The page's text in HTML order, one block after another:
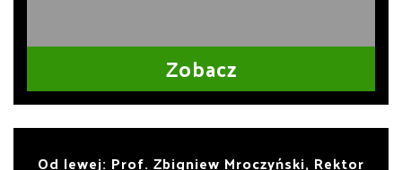
Zobacz
Od lewej: Prof. Zbigniew Mroczyński, Rektor